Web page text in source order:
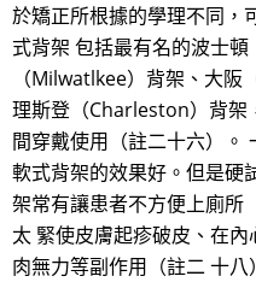
於矯正所根據的學理不同，
式背架 包括最有名的波士
（Milwatlkee）背架、大
理斯登（Charleston）背架
間穿戴使用（註二十六）。
軟式背架的效果好。但是硬
架常有讓患者不方便上廁所
太 緊使皮膚起疹破皮、在
肉無力等副作用（註二 十